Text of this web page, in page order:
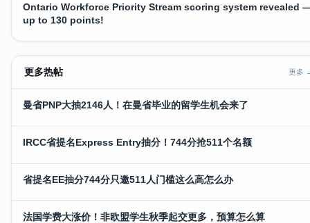
Ontario Workforce Priority Stream scoring system revealed
up to 130 points!
更多热帖 更多
曼省PNP大抽2146人！在曼省毕业的留学生机会来了
IRCC省提名Express Entry抽分！744分抢511个名额
省提名EE抽分744分只邀511人门槛这么高怎么办
法国学费大涨价！非欧盟学生秋季起交更多，预算怎么算